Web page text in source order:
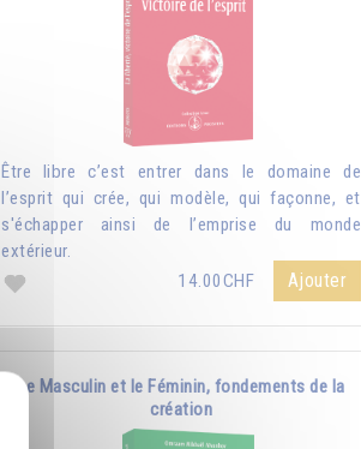
Être libre c’est entrer dans le domaine de
l’esprit qui crée, qui modèle, qui façonne, et
s'échapper ainsi de l’emprise du monde
extérieur.
14.00CHF
Ajouter
Le Masculin et le Féminin, fondements de la
création